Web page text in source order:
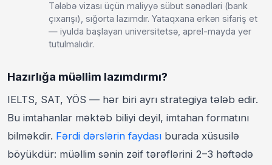
Tələbə vizası üçün maliyyə sübut sənədləri (bank
çıxarışı), sığorta lazımdır. Yataqxana erkən sifariş et
— iyulda başlayan universitetsə, aprel-mayda yer
tutulmalıdır.
Hazırlığa müəllim lazımdırmı?
IELTS, SAT, YÖS — hər biri ayrı strategiya tələb edir.
Bu imtahanlar məktəb biliyi deyil, imtahan formatını
bilməkdir. Fərdi dərslərin faydası burada xüsusilə
böyükdür: müəllim sənin zəif tərəflərini 2–3 həftədə